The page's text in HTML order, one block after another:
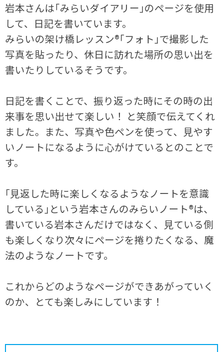
岩本さんは｢みらいダイアリー｣のページを使用
して、日記を書いています。
みらいの架け橋レッスン®｢フォト｣で撮影した
写真を貼ったり、休日に訪れた場所の思い出を
書いたりしているそうです。
日記を書くことで、振り返った時にその時の出
来事を思い出せて楽しい！ と笑顔で伝えてくれ
ました。また、写真や色ペンを使って、見やす
いノートになるように心がけているとのことで
す。
｢見返した時に楽しくなるようなノートを意識
している｣という岩本さんのみらいノート®は、
書いている岩本さんだけではなく、見ている側
も楽しくなり次々にページを捲りたくなる、魔
法のようなノートです。
これからどのようなページができあがっていく
のか、とても楽しみにしています！